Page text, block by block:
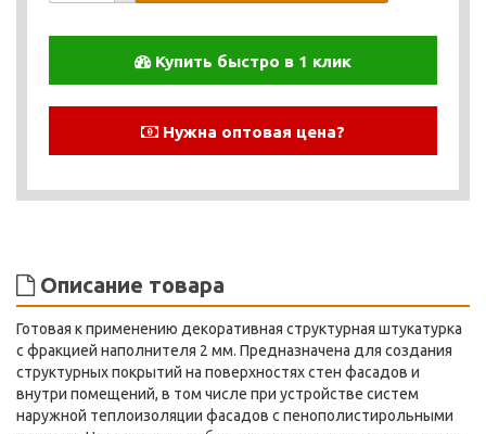
Купить быстро в 1 клик
Нужна оптовая цена?
Описание товара
Готовая к применению декоративная структурная штукатурка
с фракцией наполнителя 2 мм. Предназначена для создания
структурных покрытий на поверхностях стен фасадов и
внутри помещений, в том числе при устройстве систем
наружной теплоизоляции фасадов с пенополистирольными